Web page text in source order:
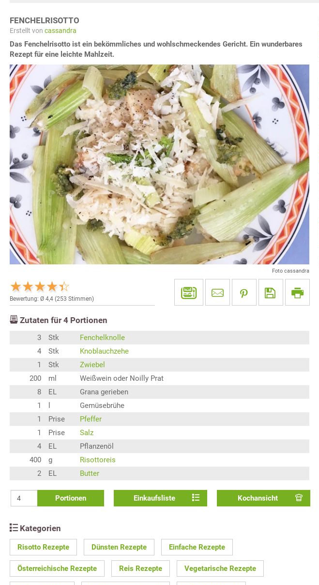
FENCHELRISOTTO
Erstellt von cassandra
Das Fenchelrisotto ist ein bekömmliches und wohlschmeckendes Gericht. Ein wunderbares
Rezept für eine leichte Mahlzeit.
Foto cassandra
Bewertung: Ø 4,4 (253 Stimmen)
Zutaten für 4 Portionen
3 Stk
Fenchelknolle
4
Stk
Knoblauchzehe
1
Stk
Zwiebel
200
ml
Weißwein oder Noilly Prat
8
EL
Grana gerieben
1
Gemüsebrühe
1
Prise
Pfeffer
1
Prise
Salz
4
EL
Pflanzenöl
400
g
Risottoreis
2
EL Butter
Portionen Einkaufsliste Kochansicht
Kategorien
Risotto Rezepte Dünsten Rezepte Einfache Rezepte
Österreichische Rezepte Reis Rezepte Vegetarische Rezepte